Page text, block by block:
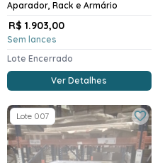
Aparador, Rack e Armário
R$ 1.903,00
Sem lances
Lote Encerrado
Ver Detalhes
Lote 007